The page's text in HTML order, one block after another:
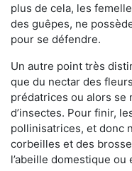
plus de cela, les
des guêpes, ne
pour se défendre.
Un autre point très
que du nectar des
prédatrices ou alors se
d’insectes. Pour finir,
pollinisatrices, et donc
corbeilles et des
l’abeille domestique